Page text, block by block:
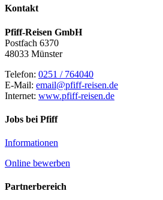
Kontakt
Pfiff-Reisen GmbH
Postfach 6370
48033 Münster
Telefon: 0251 / 764040
E-Mail: email@pfiff-reisen.de
Internet: www.pfiff-reisen.de
Jobs bei Pfiff
Informationen
Online bewerben
Partnerbereich